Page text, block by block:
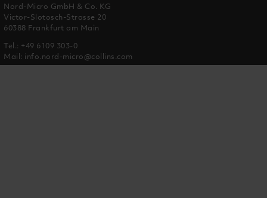
Nord-Micro GmbH & Co. KG
Victor-Slotosch-Strasse 20
60388 Frankfurt am Main
Tel.: +49 6109 303-0
Mail: info.nord-micro@collins.com